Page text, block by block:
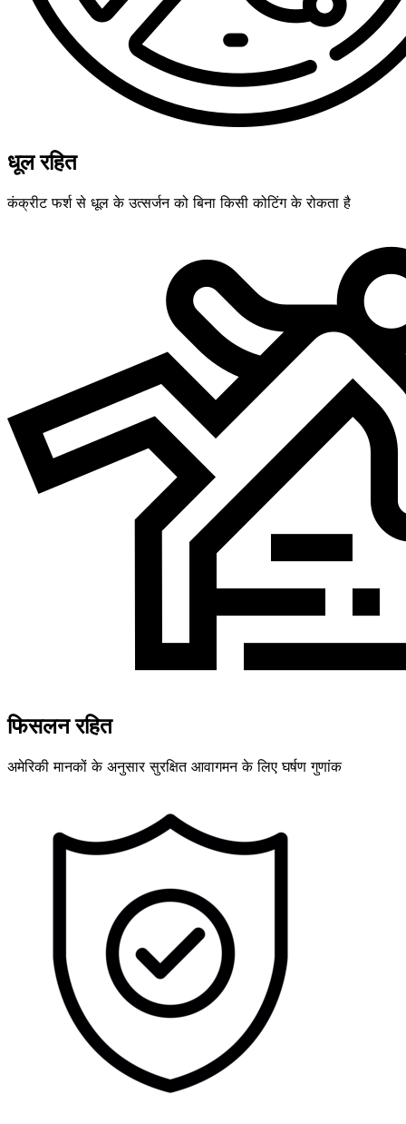
धूल रहित
कंक्रीट फर्श से धूल के उत्सर्जन को बिना किसी कोटिंग के रोकता है
फिसलन रहित
अमेरिकी मानकों के अनुसार सुरक्षित आवागमन के लिए घर्षण गुणांक